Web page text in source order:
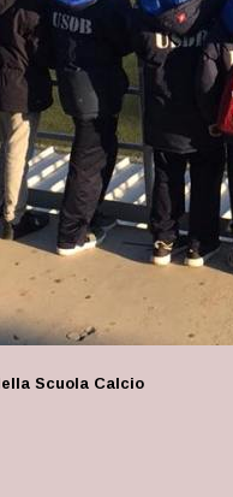
Scuola Calcio